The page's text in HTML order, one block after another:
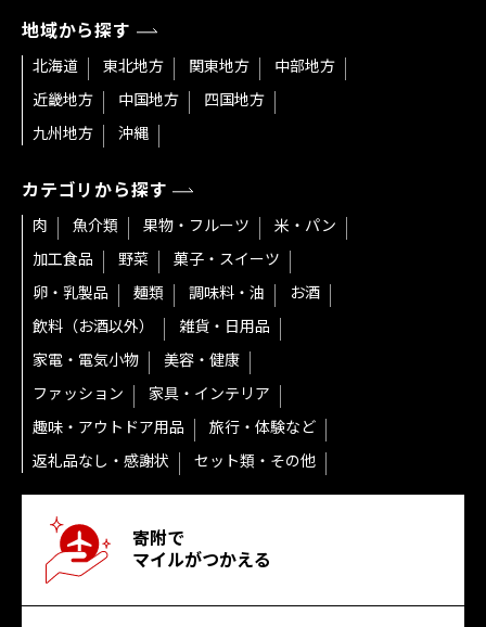
地域から探す
北海道 東北地方 関東地方
中部地方
近畿地方
中国地方
四国地方
九州地方
沖縄
カテゴリから探す
肉 魚介類 果物・フルーツ
米・パン
加工食品
野菜
菓子・スイーツ
卵・乳製品
麺類 調味料・油
お酒
飲料（お酒以外）
雑貨・日用品
家電・電気小物
美容・健康
ファッション
家具・インテリア
趣味・アウトドア用品
旅行・体験など
返礼品なし・感謝状
セット類・その他
寄附で
マイルがつかえる